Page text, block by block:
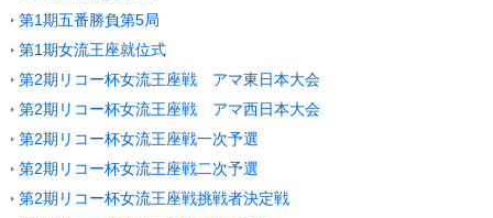
第1期五番勝負第5局
第1期女流王座就位式
第2期リコー杯女流王座戦 アマ東日本大会
第2期リコー杯女流王座戦 アマ西日本大会
第2期リコー杯女流王座戦一次予選
第2期リコー杯女流王座戦二次予選
第2期リコー杯女流王座戦挑戦者決定戦